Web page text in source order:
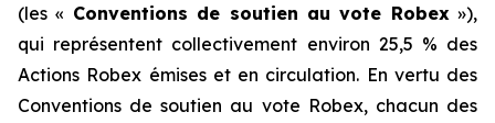
(les « Conventions de soutien au vote Robex »),
qui représentent collectivement environ 25,5 % des
Actions Robex émises et en circulation. En vertu des
Conventions de soutien au vote Robex, chacun des